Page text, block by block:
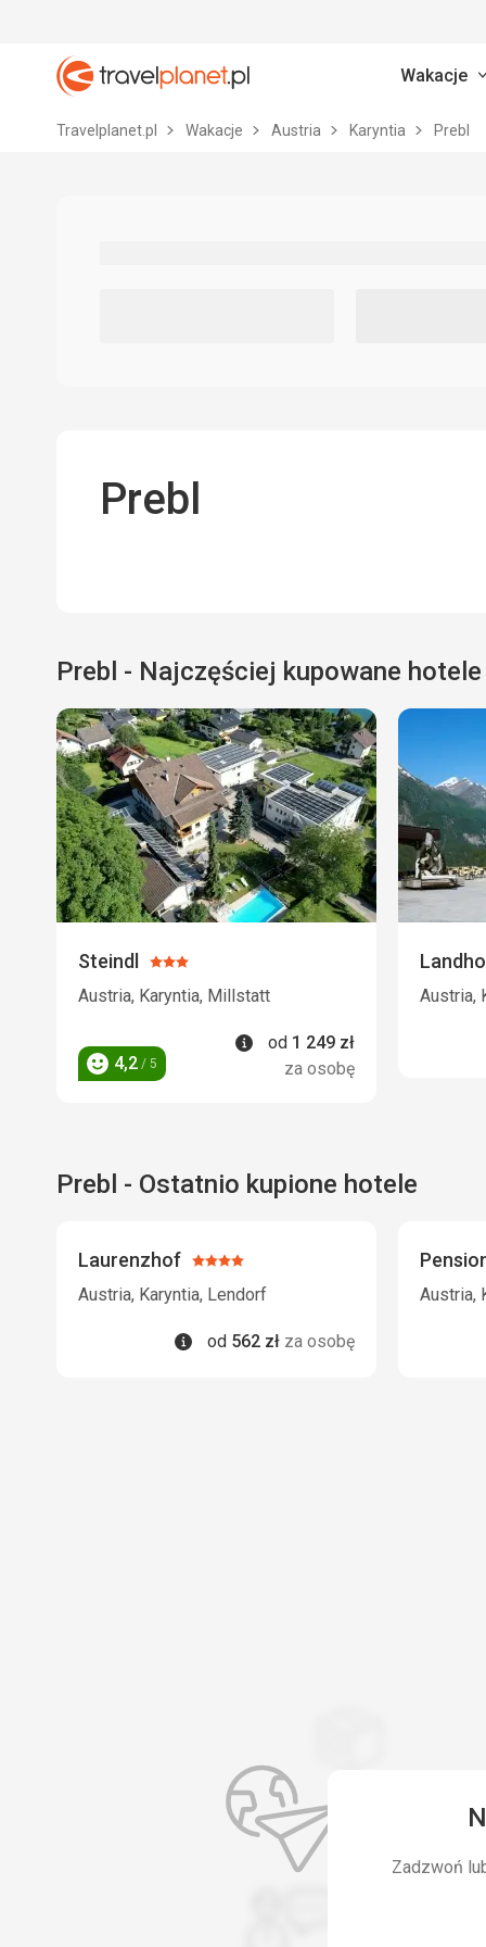
Travelplanet.pl
Wakacje
Travelplanet.pl Wakacje Austria Karyntia Prebl
Prebl
Prebl - Najczęściej kupowane hotele
Steindl
Ocena:
3/5
Austria, Karyntia, Millstatt
Ocena
4,2 / 5
Informacje
od 1 249 zł
za osobę
Austria,
Prebl - Ostatnio kupione hotele
Laurenzhof Ocena:
4/5
Austria, Karyntia, Lendorf
Informacje
od 562 zł za osobę
Austria,
Zadzwoń